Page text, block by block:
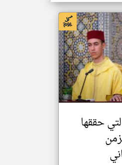
حققها